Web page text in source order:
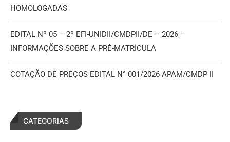
HOMOLOGADAS
EDITAL Nº 05 – 2º EFI-UNIDII/CMDPII/DE – 2026 –
INFORMAÇÕES SOBRE A PRÉ-MATRÍCULA
COTAÇÃO DE PREÇOS EDITAL N° 001/2026 APAM/CMDP II
CATEGORIAS